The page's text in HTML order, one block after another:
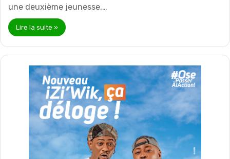
une deuxième jeunesse,…
Lire la suite »